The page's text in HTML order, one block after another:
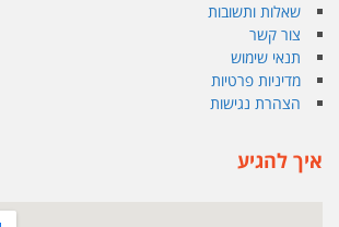
שאלות ותשובות
צור קשר
תנאי שימוש
מדיניות פרטיות
הצהרת נגישות
איך להגיע